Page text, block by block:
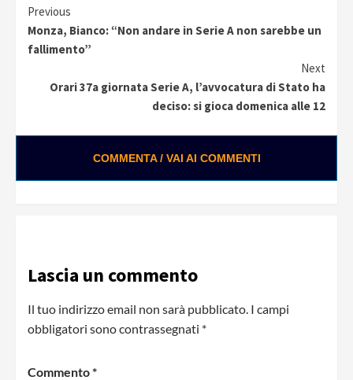
Continue
Reading
Previous
Monza, Bianco: “Non andare in Serie A non sarebbe un
fallimento”
Next
Orari 37a giornata Serie A, l’avvocatura di Stato ha
deciso: si gioca domenica alle 12
COMMENTA / VAI AI COMMENTI
Lascia un commento
Il tuo indirizzo email non sarà pubblicato. I campi
obbligatori sono contrassegnati *
Commento*